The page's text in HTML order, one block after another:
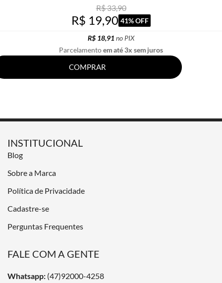
R$ 33,90
R$ 19,90 41% OFF
R$ 18,91 no PIX
Parcelamentoem até 3x sem juros
COMPRAR
INSTITUCIONAL
Blog
Sobre a Marca
Política de Privacidade
Cadastre-se
Perguntas Frequentes
FALE COM A GENTE
Whatsapp: (47)92000-4258